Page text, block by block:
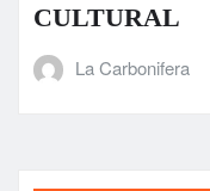
CULTURAL
La Carbonifera